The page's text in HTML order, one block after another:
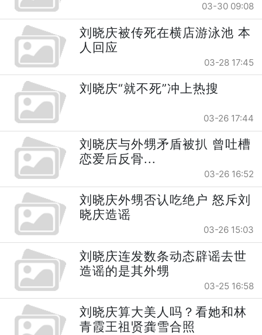
03-30 09:08
刘晓庆被传死在横店游泳池 本
人回应
03-28 17:45
刘晓庆“就不死”冲上热搜
03-26 17:44
刘晓庆与外甥矛盾被扒 曾吐槽
恋爱后反骨...
03-26 16:52
刘晓庆外甥否认吃绝户 怒斥刘
晓庆造谣
03-26 15:03
刘晓庆连发数条动态辟谣去世
造谣的是其外甥
03-25 16:58
刘晓庆算大美人吗？看她和林
青霞王祖贤龚雪合照